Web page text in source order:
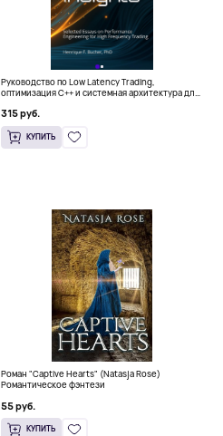
Руководство по Low Latency Trading,
оптимизация C++ и системная архитектура для
315 руб.
КУПИТЬ
Роман "Captive Hearts" (Natasja Rose)
Романтическое фэнтези
55 руб.
КУПИТЬ